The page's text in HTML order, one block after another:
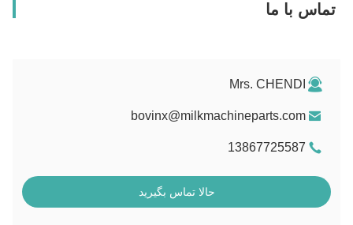
تماس با ما
Mrs. CHENDI
bovinx@milkmachineparts.com
13867725587
حالا تماس بگیرید